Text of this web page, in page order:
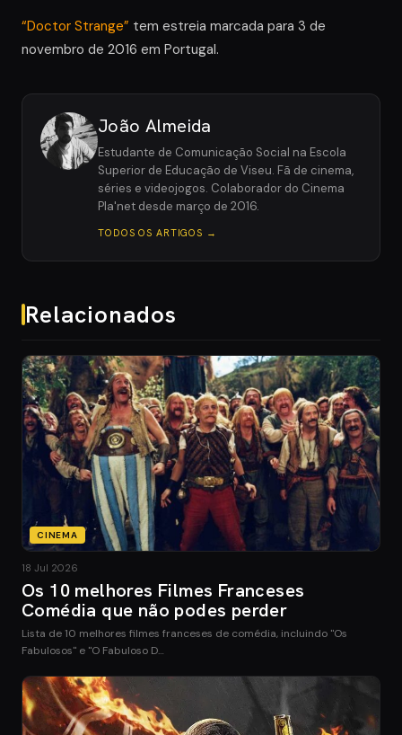
“Doctor Strange” tem estreia marcada para 3 de
novembro de 2016 em Portugal.
João Almeida
Estudante de Comunicação Social na Escola
Superior de Educação de Viseu. Fã de cinema,
séries e videojogos. Colaborador do Cinema
Pla'net desde março de 2016.
TODOS OS ARTIGOS →
Relacionados
CINEMA
18 Jul 2026
Os 10 melhores Filmes Franceses
Comédia que não podes perder
Lista de 10 melhores filmes franceses de comédia, incluindo "Os
Fabulosos" e "O Fabuloso D…